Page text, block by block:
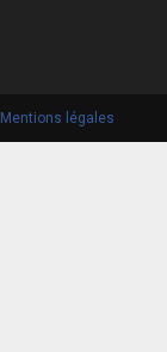
Mentions légales